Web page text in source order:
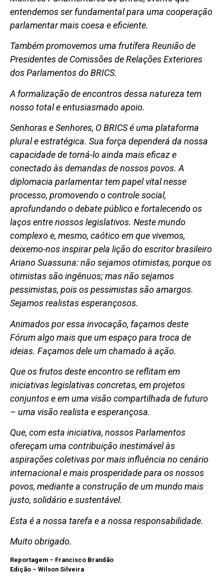
entendemos ser fundamental para uma cooperação
parlamentar mais coesa e eficiente.
Também promovemos uma frutífera Reunião de
Presidentes de Comissões de Relações Exteriores
dos Parlamentos do BRICS.
A formalização de encontros dessa natureza tem
nosso total e entusiasmado apoio.
Senhoras e Senhores, O BRICS é uma plataforma
plural e estratégica. Sua força dependerá da nossa
capacidade de torná-lo ainda mais eficaz e
conectado às demandas de nossos povos. A
diplomacia parlamentar tem papel vital nesse
processo, promovendo o controle social,
aprofundando o debate público e fortalecendo os
laços entre nossos legislativos. Neste mundo
complexo e, mesmo, caótico em que vivemos,
deixemo-nos inspirar pela lição do escritor brasileiro
Ariano Suassuna: não sejamos otimistas, porque os
otimistas são ingênuos; mas não sejamos
pessimistas, pois os pessimistas são amargos.
Sejamos realistas esperançosos.
Animados por essa invocação, façamos deste
Fórum algo mais que um espaço para troca de
ideias. Façamos dele um chamado à ação.
Que os frutos deste encontro se reflitam em
iniciativas legislativas concretas, em projetos
conjuntos e em uma visão compartilhada de futuro
– uma visão realista e esperançosa.
Que, com esta iniciativa, nossos Parlamentos
ofereçam uma contribuição inestimável às
aspirações coletivas por mais influência no cenário
internacional e mais prosperidade para os nossos
povos, mediante a construção de um mundo mais
justo, solidário e sustentável.
Esta é a nossa tarefa e a nossa responsabilidade.
Muito obrigado.
Reportagem – Francisco Brandão
Edição – Wilson Silveira